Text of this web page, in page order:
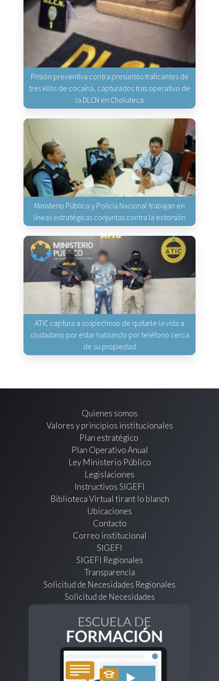
Prisión preventiva contra presuntos traficantes de
tres kilos de cocaína, capturados tras operativo de
la DLCN en Choluteca
Ministerio Público y Policía Nacional trabajan en
líneas estratégicas conjuntas contra la extorsión
ATIC captura a sospechoso de quitarle la vida a
ciudadano por estar hablando por teléfono cerca
de su propiedad
Quienes somos
Valores y principios institucionales
Plan estratégico
Plan Operativo Anual
Ley Ministerio Público
Legislaciones
Instructivos SIGEFI
Biblioteca Virtual tirant lo blanch
Ubicaciones
Contacto
Correo institucional
SIGEFI
SIGEFI Regionales
Transparencia
Solicitud de Necesidades Regionales
Solicitud de Necesidades